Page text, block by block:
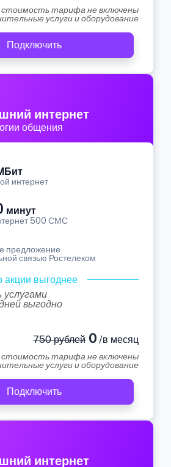
стоимость тарифа не включены
услуги и оборудование
Подключить
интернет
общения
интернет
минут
500 СМС
предложение
связью Ростелеком
акции выгоднее
услугами
выгодно
750 рублей0 /в месяц
стоимость тарифа не включены
услуги и оборудование
Подключить
интернет